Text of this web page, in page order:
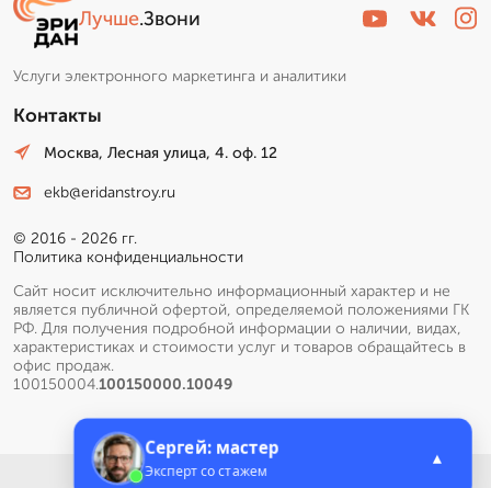
Лучше.Звони
Услуги электронного маркетинга и аналитики
Контакты
Москва, Лесная улица, 4. оф. 12
ekb@eridanstroy.ru
© 2016 - 2026 гг.
Политика конфиденциальности
Сайт носит исключительно информационный характер и не
является публичной офертой, определяемой положениями ГК
РФ. Для получения подробной информации о наличии, видах,
характеристиках и стоимости услуг и товаров обращайтесь в
офис продаж.
100150004.100150000.10049
Сергей: мастер
Эксперт со стажем
▲